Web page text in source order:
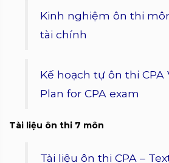
Kinh nghiệm ôn thi
tài chính
Kế hoạch tự ôn thi CPA
Plan for CPA exam
Tài liệu ôn thi 7 môn
Tài liệu ôn thi CPA –